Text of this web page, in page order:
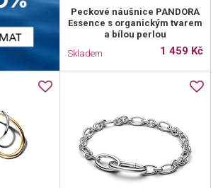
Peckové náušnice PANDORA
Essence s organickým tvarem
a bílou perlou
Skladem
1 459 Kč